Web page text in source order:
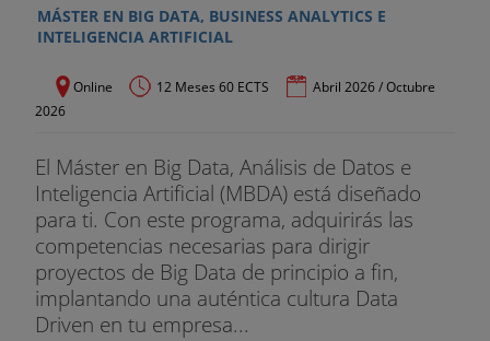
MÁSTER EN BIG DATA, BUSINESS ANALYTICS E
INTELIGENCIA ARTIFICIAL
Online 12 Meses 60 ECTS
Abril 2026 / Octubre
2026
El Máster en Big Data, Análisis de Datos e
Inteligencia Artificial (MBDA) está diseñado
para ti. Con este programa, adquirirás las
competencias necesarias para dirigir
proyectos de Big Data de principio a fin,
implantando una auténtica cultura Data
Driven en tu empresa...